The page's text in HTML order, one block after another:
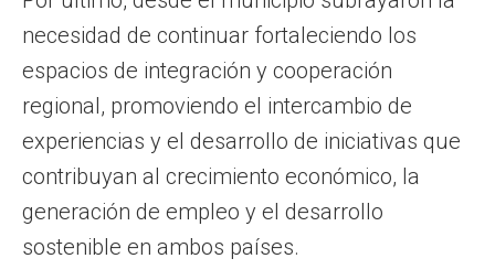
necesidad de continuar fortaleciendo los
espacios de integración y cooperación
regional, promoviendo el intercambio de
experiencias y el desarrollo de iniciativas que
contribuyan al crecimiento económico, la
generación de empleo y el desarrollo
sostenible en ambos países.